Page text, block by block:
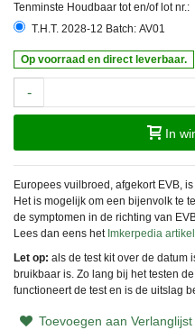
Tenminste Houdbaar tot en/of lot nr.:
T.H.T. 2028-12 Batch: AV01
Op voorraad en direct leverbaar.
-
In
Europees vuilbroed, afgekort EVB,
Het is mogelijk om een bijenvolk te
de symptomen in de richting van
Lees dan eens het Imkerpedia artikel
Let op: als de test kit over de datum
bruikbaar is. Zo lang bij het testen
functioneert de test en is de uitslag
Toevoegen aan Verlanglijst